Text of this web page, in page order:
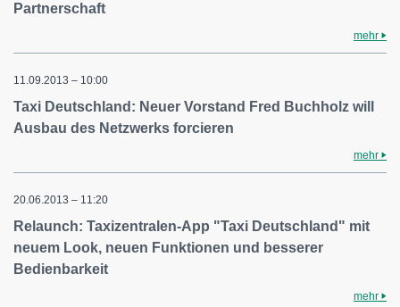
Partnerschaft
mehr
11.09.2013 – 10:00
Taxi Deutschland: Neuer Vorstand Fred Buchholz will
Ausbau des Netzwerks forcieren
mehr
20.06.2013 – 11:20
Relaunch: Taxizentralen-App "Taxi Deutschland" mit
neuem Look, neuen Funktionen und besserer
Bedienbarkeit
mehr